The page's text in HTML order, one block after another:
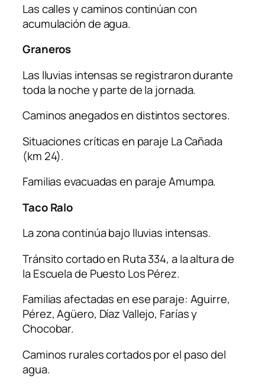
Las calles y caminos continúan con
acumulación de agua.
Graneros
Las lluvias intensas se registraron durante
toda la noche y parte de la jornada.
Caminos anegados en distintos sectores.
Situaciones críticas en paraje La Cañada
(km 24).
Familias evacuadas en paraje Amumpa.
Taco Ralo
La zona continúa bajo lluvias intensas.
Tránsito cortado en Ruta 334, a la altura de
la Escuela de Puesto Los Pérez.
Familias afectadas en ese paraje: Aguirre,
Pérez, Agüero, Díaz Vallejo, Farías y
Chocobar.
Caminos rurales cortados por el paso del
agua.